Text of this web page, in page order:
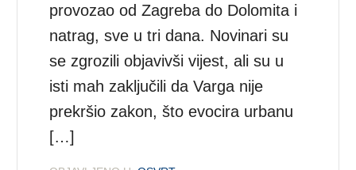
provozao od Zagreba do Dolomita i
natrag, sve u tri dana. Novinari su
se zgrozili objavivši vijest, ali su u
isti mah zaključili da Varga nije
prekršio zakon, što evocira urbanu
[…]